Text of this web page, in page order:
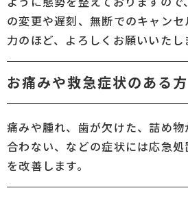
の変更や遅刻、無断でのキャン
力のほど、よろしくお願いいたし
お痛みや救急症状のある方
痛みや腫れ、歯が欠けた、詰め
合わない、などの症状には応急
を改善します。